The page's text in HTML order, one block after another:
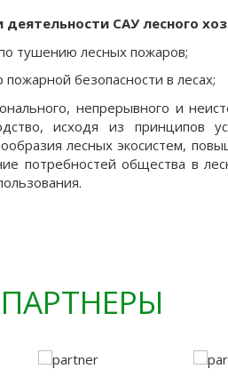
САУ лесного
тушению лесных пожаров;
безопасности в лесах;
непрерывного и
исходя из принципов
лесных экосистем,
потребностей общества в